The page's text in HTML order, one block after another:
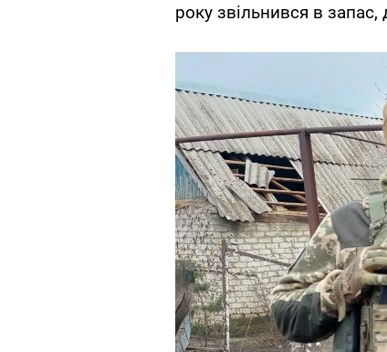
року звільнився в